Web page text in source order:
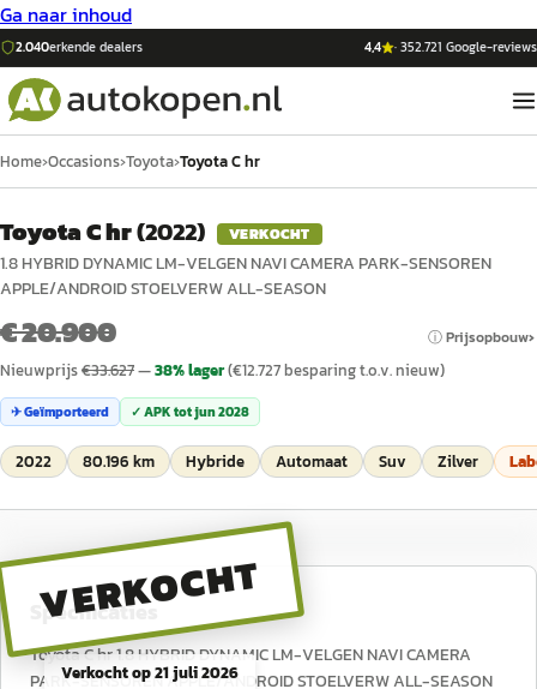
Ga naar inhoud
2.040erkende dealers 4,4 ·352.721 Google-reviews
Home›Occasions›Toyota›Toyota C hr
Toyota C hr(2022) VERKOCHT
1.8 HYBRID DYNAMIC LM-VELGEN NAVI CAMERA PARK-SENSOREN
APPLE/ANDROID STOELVERW ALL-SEASON
€ 20.900 ⓘ Prijsopbouw
Nieuwprijs€33.627—38% lager(€12.727besparing t.o.v. nieuw)
✈ Geïmporteerd ✓ APK totjun 2028
2022 80.196 km Hybride Automaat Suv Zilver
VERKOCHT
Verkocht op21 juli 2026
Specificaties
Toyota C hr 1.8 HYBRID DYNAMIC LM-VELGEN NAVI CAMERA
PARK-SENSOREN APPLE/ANDROID STOELVERW ALL-SEASON